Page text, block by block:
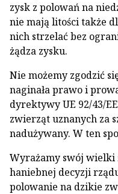
zysk z polowań na
nie mają litości także
nich strzelać bez
żądza zysku.
Nie możemy zgodzić
naginała prawo i
dyrektywy UE 92/43/
zwierząt uznanych za
nadużywany. W ten
Wyrażamy swój wielki
haniebnej decyzji
polowanie na dzikie